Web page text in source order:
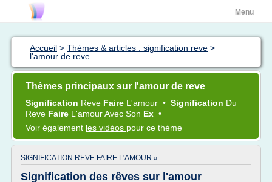
Menu
Accueil > Thèmes & articles : signification reve >
l'amour de reve
Thèmes principaux sur l'amour de reve
Signification Reve Faire L'amour • Signification Du
Reve Faire L'amourAvec Son Ex •
Voir également les vidéos pour ce thème
SIGNIFICATION REVE FAIRE L'AMOUR »
Signification des rêves sur l'amour